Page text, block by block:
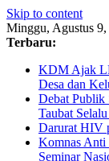
Skip to content
Minggu, Agustus 9,
Terbaru:
KDM Ajak
Desa dan
Debat Publik
Taubat
Darurat HIV
Komnas Anti
Seminar